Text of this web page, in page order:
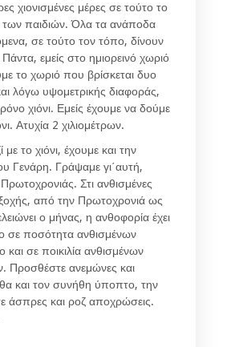
χιονισμένες μέρες σε τούτο το
παιδιών. Όλα τα ανάποδα
σε τούτο τον τόπο, δίνουν
εμείς στο ημιορεινό χωριό
το χωριό που βρίσκεται δυο
λόγω υψομετρικής διαφοράς,
χιόνι. Εμείς έχουμε να δούμε
Ατυχία 2 χιλιομέτρων.
με το χιόνι, έχουμε και την
Γενάρη. Γράψαμε γι΄αυτή,
Στι ανθισμένες
από την Πρωτοχρονιά ως
ο μήνας, η ανθοφορία έχει
σε ποσότητα ανθισμένων
και σε ποικιλία ανθισμένων
Προσθέστε ανεμώνες και
και τον συνήθη ύποπτο, την
άσπρες και ροζ αποχρώσεις.